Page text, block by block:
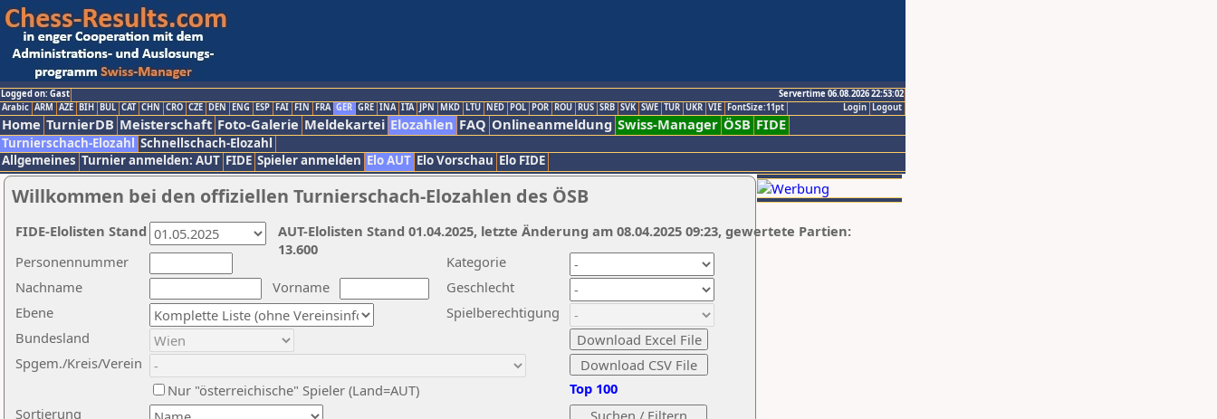
Logged on: Gast
Servertime 06.08.2026 22:53:02
Logout
Login
Arabic ARM AZE BIH BUL CAT CHN CRO CZE DEN ENG ESP FAI FIN FRA GER GRE INA ITA JPN MKD LTU NED POL POR ROU RUS SRB SVK SWE TUR UKR VIE FontSize:11pt
Home TurnierDB Meisterschaft Foto-Galerie Meldekartei Elozahlen FAQ Onlineanmeldung Swiss-Manager ÖSB FIDE
Turnierschach-Elozahl Schnellschach-Elozahl
Allgemeines Turnier anmelden: AUT FIDE Spieler anmelden Elo AUT Elo Vorschau Elo FIDE
Willkommen bei den offiziellen Turnierschach-Elozahlen des ÖSB
Nachname
Vorname
Ebene
Kategorie
Sortierung
Personennummer
Bundesland
Spgem./Kreis/Verein
Geschlecht
Nur "österreichische" Spieler (Land=AUT)
Spielberechtigung
Top 100
AUT-Elolisten Stand 01.04.2025, letzte Änderung am 08.04.2025 09:23, gewertete Partien:
13.600
FIDE-Elolisten Stand